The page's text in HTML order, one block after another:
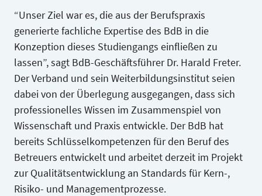
Video Abspielen
“Unser Ziel war es, die aus der Berufspraxis
generierte fachliche Expertise des BdB in die
Konzeption dieses Studiengangs einfließen zu
lassen”, sagt BdB-Geschäftsführer Dr. Harald Freter.
Der Verband und sein Weiterbildungsinstitut seien
dabei von der Überlegung ausgegangen, dass sich
professionelles Wissen im Zusammenspiel von
Wissenschaft und Praxis entwickle. Der BdB hat
bereits Schlüsselkompetenzen für den Beruf des
Betreuers entwickelt und arbeitet derzeit im Projekt
zur Qualitätsentwicklung an Standards für Kern-,
Risiko- und Managementprozesse.